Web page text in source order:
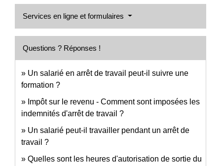
Services en ligne et formulaires
Questions ? Réponses !
Un salarié en arrêt de travail peut-il suivre une
formation ?
Impôt sur le revenu - Comment sont imposées les
indemnités d'arrêt de travail ?
Un salarié peut-il travailler pendant un arrêt de
travail ?
Quelles sont les heures d'autorisation de sortie du